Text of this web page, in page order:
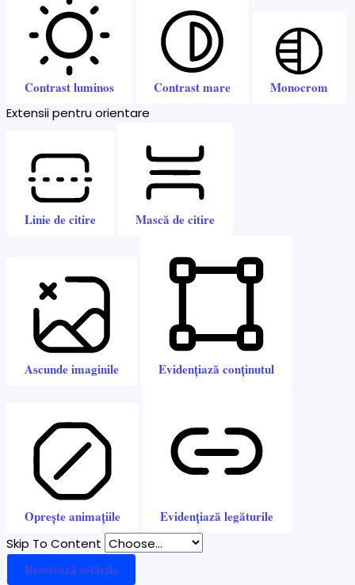
Contrast luminos Contrast mare Monocrom
Extensii pentru orientare
Linie de citire Mască de citire
Ascunde imaginile Evidențiază conținutul
Oprește animațiile Evidențiază legăturile
Skip To Content
Resetează setările